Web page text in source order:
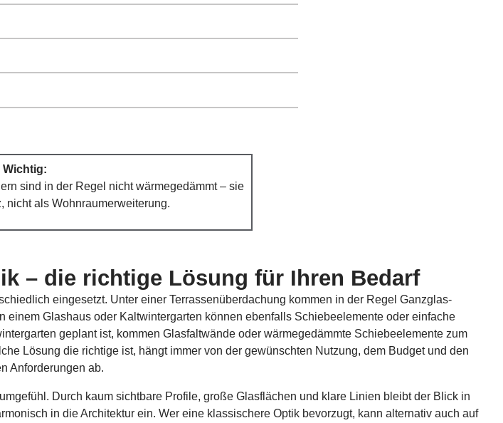
Wichtig:
sind in der Regel nicht wärmegedämmt – sie
nicht als Wohnraumerweiterung.
– die richtige Lösung für Ihren Bedarf
eingesetzt. Unter einer Terrassenüberdachung kommen in der Regel Ganzglas-
Glashaus oder Kaltwintergarten können ebenfalls Schiebeelemente oder einfache
geplant ist, kommen Glasfaltwände oder wärmegedämmte Schiebeelemente zum
Lösung die richtige ist, hängt immer von der gewünschten Nutzung, dem Budget und den
Anforderungen ab.
Durch kaum sichtbare Profile, große Glasflächen und klare Linien bleibt der Blick in
in die Architektur ein. Wer eine klassischere Optik bevorzugt, kann alternativ auch auf